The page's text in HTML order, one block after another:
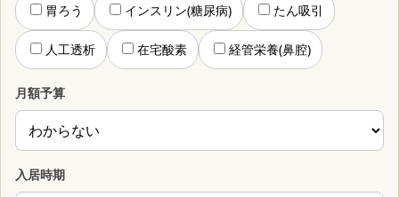
胃ろう インスリン(糖尿病) たん吸引
人工透析 在宅酸素 経管栄養(鼻腔)
月額予算
入居時期